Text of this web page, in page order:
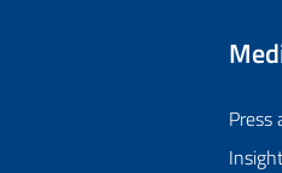
Press